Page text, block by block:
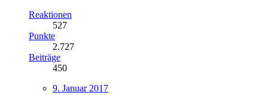
Reaktionen
527
Punkte
2.727
Beiträge
450
9. Januar 2017